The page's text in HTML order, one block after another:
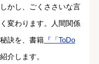
かし、ごくささいな言
変わります。人間関係
訣を、書籍 『「ToDo
介します。